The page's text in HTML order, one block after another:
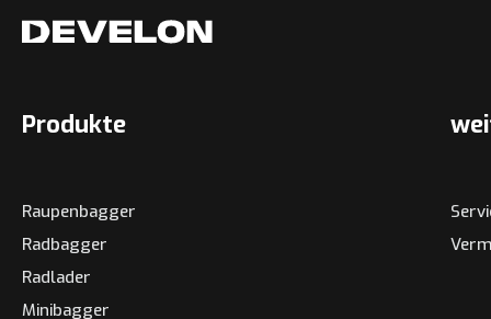
Produkte
Raupenbagger
Radbagger
Radlader
Minibagger